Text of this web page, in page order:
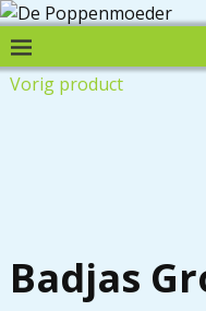
Vorig product
Badjas